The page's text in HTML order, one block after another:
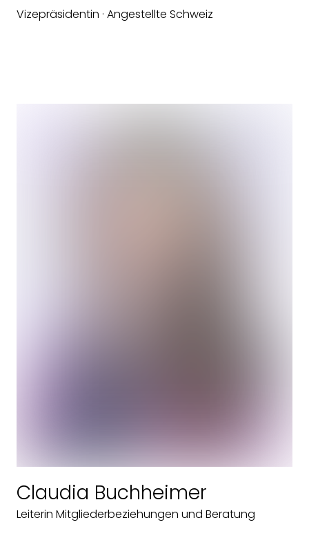
Vizepräsidentin · Angestellte Schweiz
Claudia Buchheimer
Leiterin Mitgliederbeziehungen und Beratung